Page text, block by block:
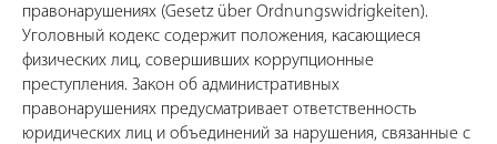
правонарушениях (Gesetz über Ordnungswidrigkeiten).
Уголовный кодекс содержит положения, касающиеся
физических лиц, совершивших коррупционные
преступления. Закон об административных
правонарушениях предусматривает ответственность
юридических лиц и объединений за нарушения, связанные с